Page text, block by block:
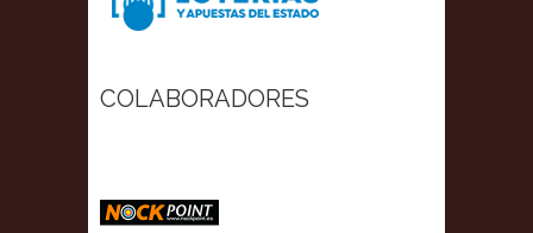
COLABORADORES